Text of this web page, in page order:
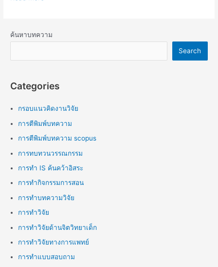
ค้นหาบทความ
Search
Categories
กรอบแนวคิดงานวิจัย
การตีพิมพ์บทความ
การตีพิมพ์บทความ scopus
การทบทวนวรรณกรรม
การทำ IS ค้นคว้าอิสระ
การทำกิจกรรมการสอน
การทำบทความวิจัย
การทำวิจัย
การทำวิจัยด้านจิตวิทยาเด็ก
การทำวิจัยทางการแพทย์
การทำแบบสอบถาม